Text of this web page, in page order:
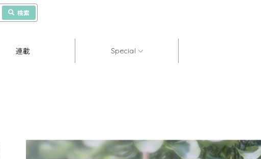
検索
連載 Special